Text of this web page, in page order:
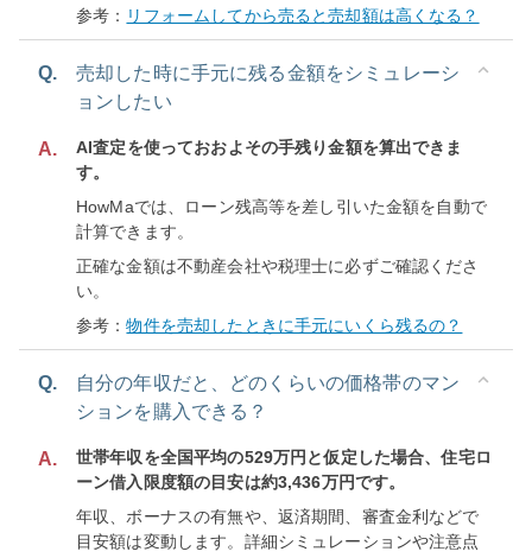
参考： リフォームしてから売ると売却額は高くなる？
Q.
売却した時に手元に残る金額をシミュレーシ
ョンしたい
A.
AI査定を使っておおよその手残り金額を算出できま
す。
HowMaでは、ローン残高等を差し引いた金額を自動で
計算できます。
正確な金額は不動産会社や税理士に必ずご確認くださ
い。
参考：物件を売却したときに手元にいくら残るの？
Q.
自分の年収だと、どのくらいの価格帯のマン
ションを購入できる？
A.
世帯年収を全国平均の529万円と仮定した場合、住宅ロ
ーン借入限度額の目安は約3,436万円です。
年収、ボーナスの有無や、返済期間、審査金利などで
目安額は変動します。詳細シミュレーションや注意点